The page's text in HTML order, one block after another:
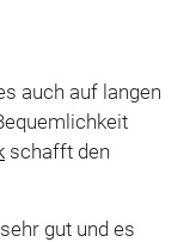
auch auf langen
schafft den
gut und es